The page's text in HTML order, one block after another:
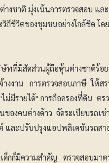
างชาติ มุ่งเน้นการตรวจสอบ แ
ชีวิตของชุมชนอย่างใกล้ชิด โด
ทที่มีสัดส่วนผู้ถือหุ้นต่างชาติร้อ
างงาน การตรวจสอบภาษี ให้ส
ม่มีรายได้" การถือครองที่ดิน ตร
องคนต่างด้าว จัดระเบียบรถเช่
และปรับปรุงแอปพลิเคชันรถสา
ด็กก็มีความสำคัญ ตรวจสอบมาต